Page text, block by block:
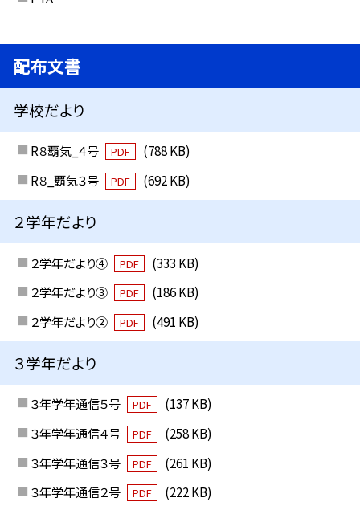
配布文書
学校だより
R８覇気_４号 PDF
(788 KB)
R８_覇気３号
PDF (692 KB)
２学年だより
２学年だより④ PDF
(333 KB)
２学年だより③
PDF
(186 KB)
２学年だより②
PDF (491 KB)
３学年だより
３年学年通信５号 PDF
(137 KB)
３年学年通信４号
PDF
(258 KB)
３年学年通信３号
PDF
(261 KB)
３年学年通信２号
PDF
(222 KB)